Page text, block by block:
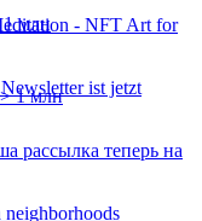
млн
1 млн
- NFT Art for
рассылка теперь на